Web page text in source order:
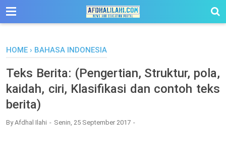
-->
HOME › BAHASA INDONESIA
Teks Berita: (Pengertian, Struktur, pola,
kaidah, ciri, Klasifikasi dan contoh teks
berita)
ByAfdhal Ilahi Senin, 25 September 2017